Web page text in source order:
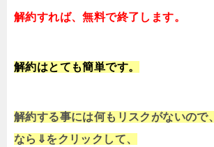
解約すれば、無料で終了します。
解約はとても簡単です。
解約する事には何もリスクがないので
なら⇓をクリックして、